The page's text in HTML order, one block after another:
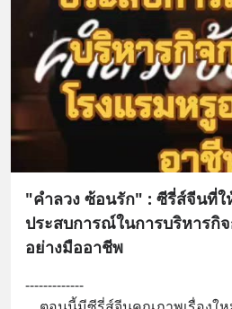
"คำลวง ซ้อนรัก" : ซีรี่ส์จีนที่
ประสบการณ์ในการบริหารกิ
อย่างมืออาชีพ
-------------